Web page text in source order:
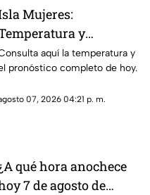
Mujeres:
y
del clima
hoy, 7 de agosto de
aquí la temperatura y
pronóstico completo de hoy.
07, 2026 04:21 p. m.
qué hora anochece
7 de agosto de